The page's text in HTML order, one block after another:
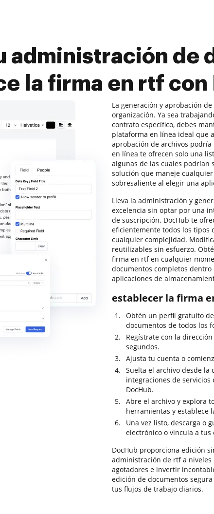
administración de
la firma en rtf con
La generación y aprobación
organización. Ya sea
contrato específico, debes
plataforma en línea ideal que
aprobación de archivos
en línea te ofrecen solo una
algunas de las cuales podrían
solución que maneje
sobresaliente al elegir una
Lleva la administración y
excelencia sin optar por una
de suscripción. DocHub te
eficientemente todos los tipos
cualquier complejidad.
reutilizables sin esfuerzo.
firma en rtf en cualquier
documentos completos
aplicaciones de
establecer la firma
Obtén un perfil gratuito
documentos de todos los
Regístrate con la
segundos.
Ajusta tu cuenta o
Suelta el archivo desde la
integraciones de
DocHub.
Abre el archivo y explora
herramientas y establece
Una vez listo, descarga o
electrónico o vincula a
DocHub proporciona edición
administración de rtf a
agotadores e invertir
edición de documentos
tus flujos de trabajo diarios.